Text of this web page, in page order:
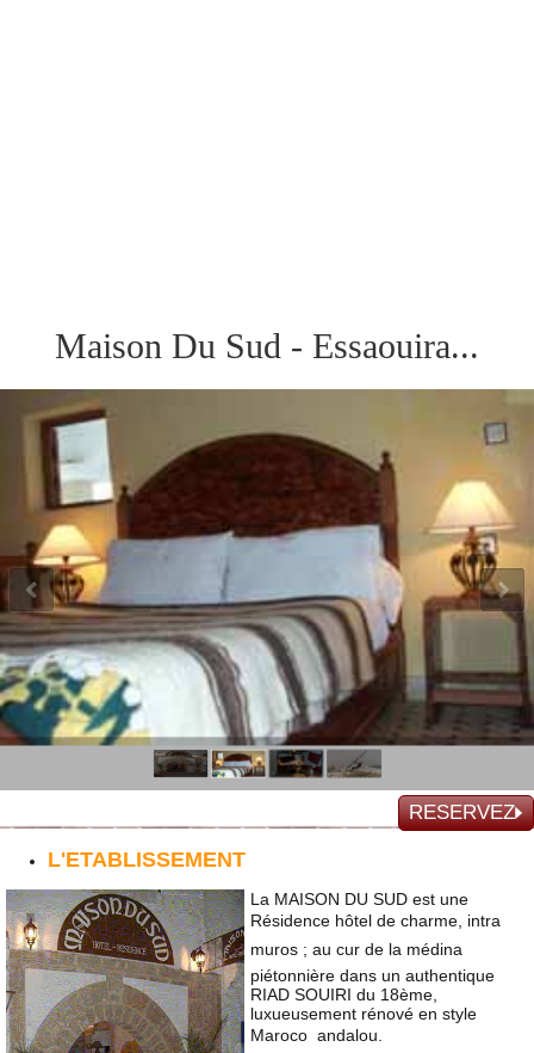
Maison Du Sud - Essaouira...
RESERVEZ
L'ETABLISSEMENT
La MAISON DU SUD est une
Résidence hôtel de charme, intra
muros ; au cur de la médina
piétonnière dans un authentique
RIAD SOUIRI du 18ème,
luxueusement rénové en style
Maroco  andalou.